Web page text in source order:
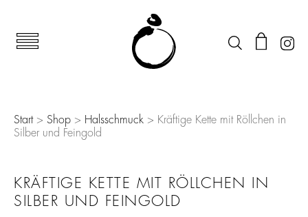
Start> Shop > Halsschmuck > Kräftige Kette mit Röllchen in
Silber und Feingold
KRÄFTIGE KETTE MIT RÖLLCHEN IN
SILBER UND FEINGOLD